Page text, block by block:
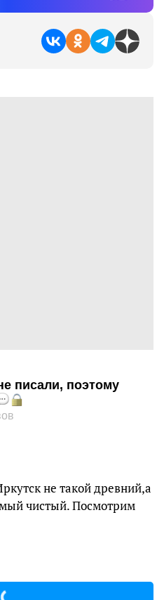
писали, поэтому
не такой древний,а
чистый. Посмотрим